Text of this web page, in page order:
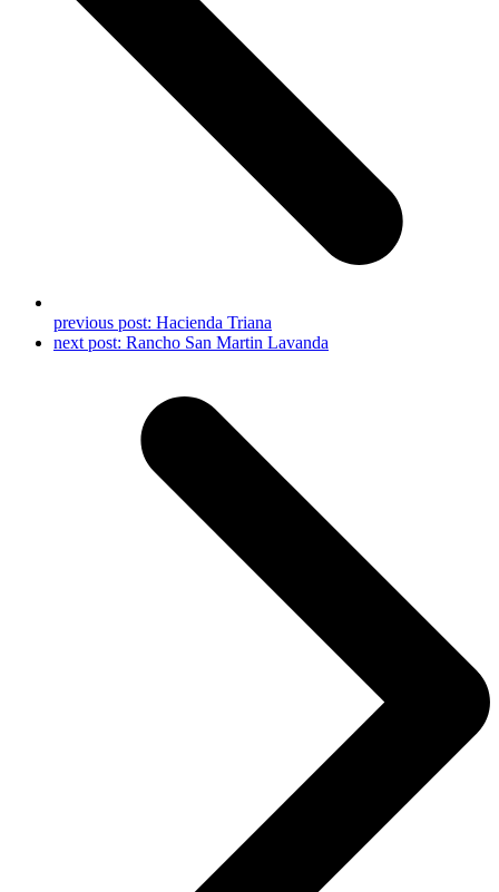
previous post: Hacienda Triana
next post: Rancho San Martin Lavanda